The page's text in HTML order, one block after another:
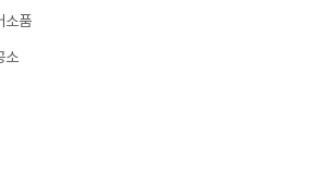
소품
소